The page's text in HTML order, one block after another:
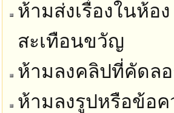
ห้ามส่งเรื่องในห้
สะเทือนขวัญ
ห้ามลงคลิปที่คัดลอ
ห้ามลงรูปหรือข้อค